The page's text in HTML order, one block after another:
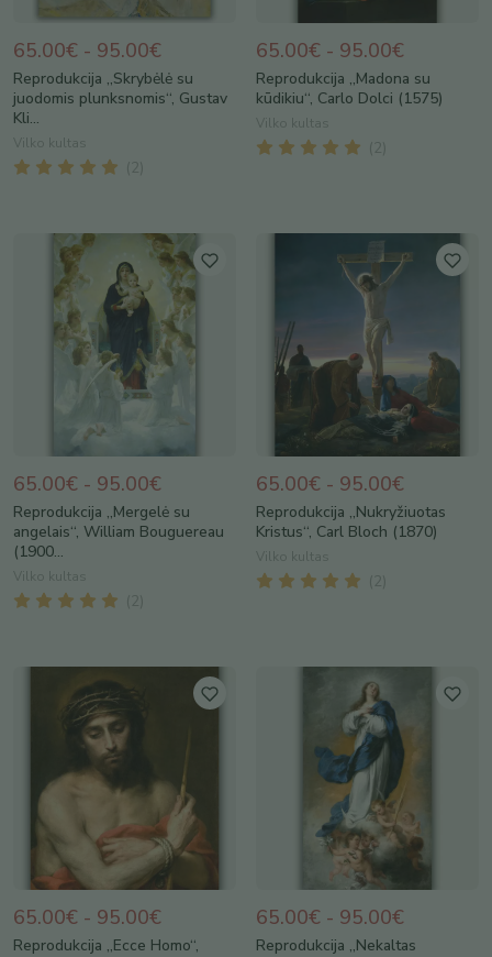
65.00€ - 95.00€
Reprodukcija „Skrybėlė su
juodomis plunksnomis“, Gustav
Kli...
Vilko kultas
( 2
65.00€ - 95.00€
Reprodukcija „Madona su
kūdikiu“, Carlo Dolci (1575)
Vilko kultas
( 2
65.00€ - 95.00€
Reprodukcija „Mergelė su
angelais“, William Bouguereau
(1900...
Vilko kultas
( 2
65.00€ - 95.00€
Reprodukcija „Nukryžiuotas
Kristus“, Carl Bloch (1870)
Vilko kultas
( 2
65.00€ - 95.00€
Reprodukcija „Ecce Homo“,
65.00€ - 95.00€
Reprodukcija „Nekaltas